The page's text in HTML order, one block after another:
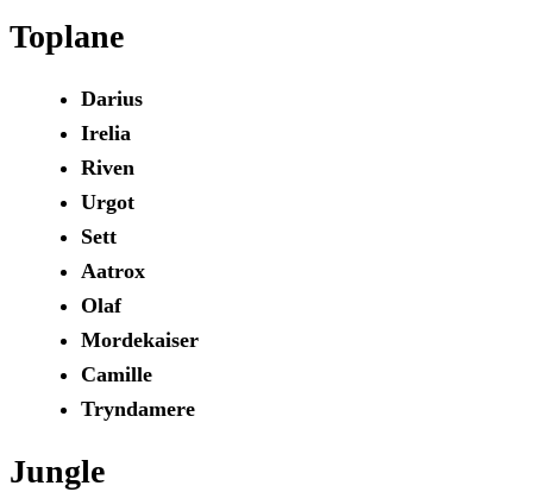
Toplane
Darius
Irelia
Riven
Urgot
Sett
Aatrox
Olaf
Mordekaiser
Camille
Tryndamere
Jungle